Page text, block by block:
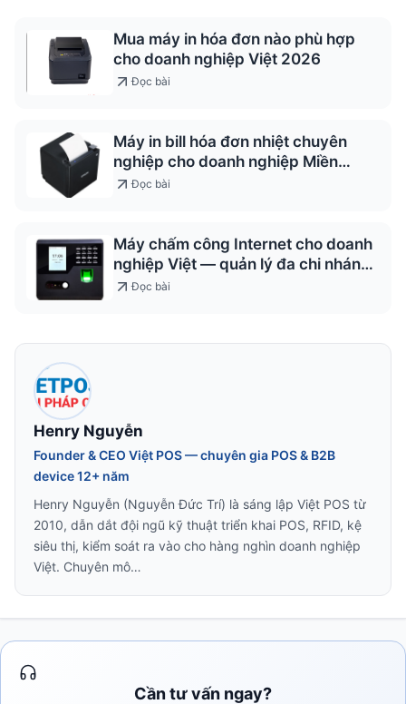
Mua máy in hóa đơn nào phù hợp
cho doanh nghiệp Việt 2026
Đọc bài
Máy in bill hóa đơn nhiệt chuyên
nghiệp cho doanh nghiệp Miền
Trung
Đọc bài
Máy chấm công Internet cho doanh
nghiệp Việt — quản lý đa chi nhánh
2026
Đọc bài
Henry Nguyễn
Founder & CEO Việt POS — chuyên gia POS & B2B
device 12+ năm
Henry Nguyễn (Nguyễn Đức Trí) là sáng lập Việt POS từ
2010, dẫn dắt đội ngũ kỹ thuật triển khai POS, RFID, kệ
siêu thị, kiểm soát ra vào cho hàng nghìn doanh nghiệp
Việt. Chuyên mô…
Cần tư vấn ngay?